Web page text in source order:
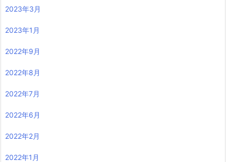
2023年3月
2023年1月
2022年9月
2022年8月
2022年7月
2022年6月
2022年2月
2022年1月